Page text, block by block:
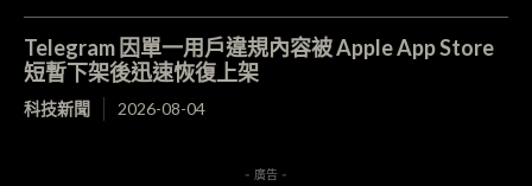
Telegram 因單一用戶違規內容被 Apple App Store
短暫下架後迅速恢復上架
科技新聞 2026-08-04
- 廣告 -